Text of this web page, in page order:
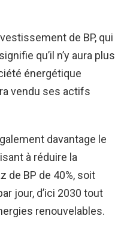
de BP, qui
qu’il n’y aura plus
énergétique
vendu ses actifs
davantage le
à réduire la
de BP de 40%, soit
jour, d’ici 2030 tout
renouvelables.